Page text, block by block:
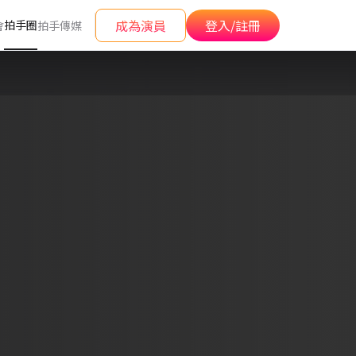
拍手圈拍手傳媒 成為演員 登入/註冊